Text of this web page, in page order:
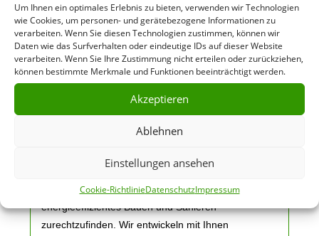
Um Ihnen ein optimales Erlebnis zu bieten, verwenden wir Technologien
wie Cookies, um personen- und gerätebezogene Informationen zu
verarbeiten. Wenn Sie diesen Technologien zustimmen, können wir
Daten wie das Surfverhalten oder eindeutige IDs auf dieser Website
verarbeiten. Wenn Sie Ihre Zustimmung nicht erteilen oder zurückziehen,
können bestimmte Merkmale und Funktionen beeinträchtigt werden.
Akzeptieren
Ablehnen
Einstellungen ansehen
Cookie-RichtlinieDatenschutzImpressum
Wir erklären Ihnen gerne mögliche Maßnahmen zur
sich in dem sich ständig weiterentwickelnden
Angebot an öffentlichen Fördermöglichkeiten für
energieeffizientes Bauen und Sanieren
zurechtzufinden. Wir entwickeln mit Ihnen